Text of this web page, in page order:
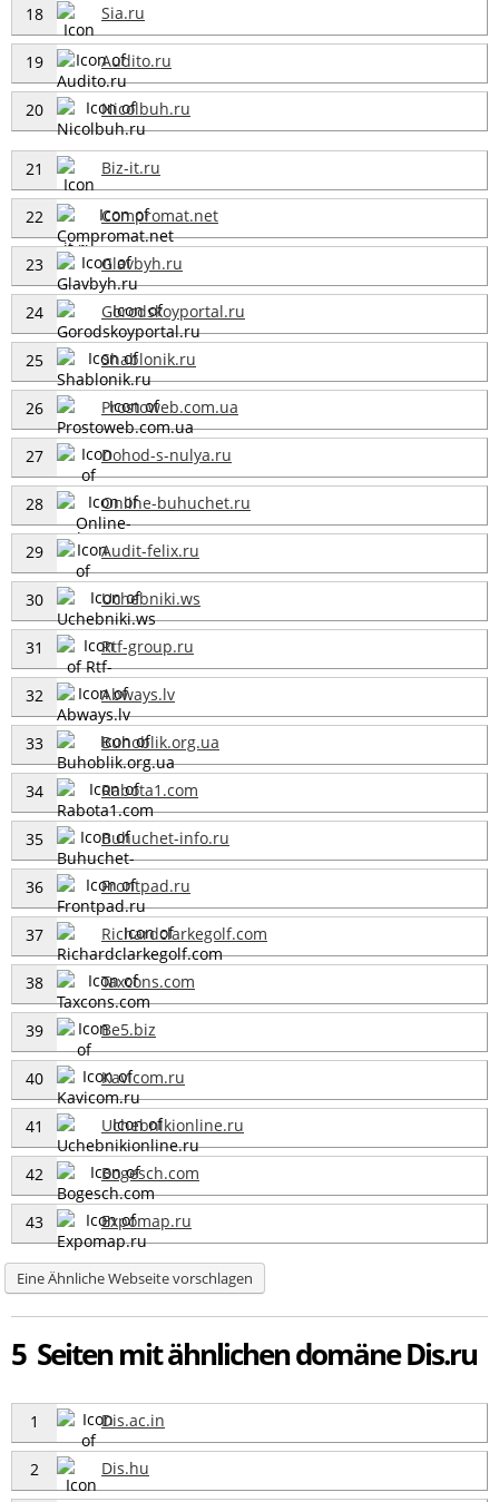
18 Sia.ru
19 Audito.ru
20 Nicolbuh.ru
21 Biz-it.ru
22 Compromat.net
23 Glavbyh.ru
24 Gorodskoyportal.ru
25 Shablonik.ru
26 Prostoweb.com.ua
27 Dohod-s-nulya.ru
28 Online-buhuchet.ru
29 Audit-felix.ru
30 Uchebniki.ws
31 Rtf-group.ru
32 Abways.lv
33 Buhoblik.org.ua
34 Rabota1.com
35 Buhuchet-info.ru
36 Frontpad.ru
37 Richardclarkegolf.com
38 Taxcons.com
39 Be5.biz
40 Kavicom.ru
41 Uchebnikionline.ru
42 Bogesch.com
43 Expomap.ru
Eine Ähnliche Webseite vorschlagen
5 Seiten mit ähnlichen domäne Dis.ru
1 Dis.ac.in
2 Dis.hu